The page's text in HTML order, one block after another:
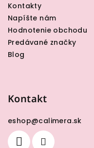
Kontakty
Napíšte nám
Hodnotenie obchodu
Predávané značky
Blog
Kontakt
eshop@calimera.sk